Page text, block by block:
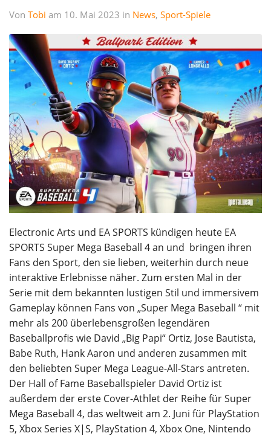
Von Tobi am 10. Mai 2023 in News, Sport-Spiele
Electronic Arts und EA SPORTS kündigen heute EA
SPORTS Super Mega Baseball 4 an und bringen ihren
Fans den Sport, den sie lieben, weiterhin durch neue
interaktive Erlebnisse näher. Zum ersten Mal in der
Serie mit dem bekannten lustigen Stil und immersivem
Gameplay können Fans von „Super Mega Baseball “ mit
mehr als 200 überlebensgroßen legendären
Baseballprofis wie David „Big Papi“ Ortiz, Jose Bautista,
Babe Ruth, Hank Aaron und anderen zusammen mit
den beliebten Super Mega League-All-Stars antreten.
Der Hall of Fame Baseballspieler David Ortiz ist
außerdem der erste Cover-Athlet der Reihe für Super
Mega Baseball 4, das weltweit am 2. Juni für PlayStation
5, Xbox Series X|S, PlayStation 4, Xbox One, Nintendo